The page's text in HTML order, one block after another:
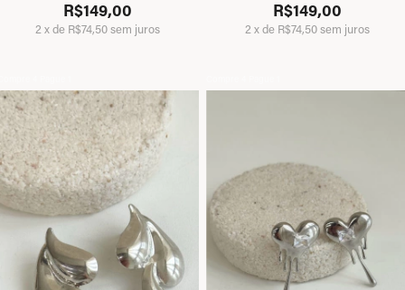
R$149,00
2 xde R$74,50sem juros
R$149,00
2 xde R$74,50sem juros